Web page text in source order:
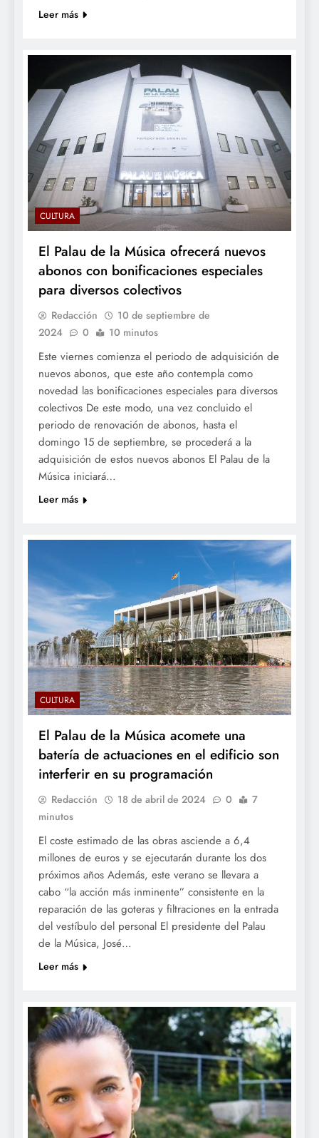
Leer más
CULTURA
El Palau de la Música ofrecerá nuevos
abonos con bonificaciones especiales
para diversos colectivos
Redacción
10 de septiembre de
2024
0 10 minutos
Este viernes comienza el periodo de adquisición de
nuevos abonos, que este año contempla como
novedad las bonificaciones especiales para diversos
colectivos De este modo, una vez concluido el
periodo de renovación de abonos, hasta el
domingo 15 de septiembre, se procederá a la
adquisición de estos nuevos abonos El Palau de la
Música iniciará…
Leer más
CULTURA
El Palau de la Música acomete una
batería de actuaciones en el edificio son
interferir en su programación
Redacción 18 de abril de 2024 0
7
minutos
El coste estimado de las obras asciende a 6,4
millones de euros y se ejecutarán durante los dos
próximos años Además, este verano se llevara a
cabo “la acción más inminente” consistente en la
reparación de las goteras y filtraciones en la entrada
del vestíbulo del personal El presidente del Palau
de la Música, José…
Leer más